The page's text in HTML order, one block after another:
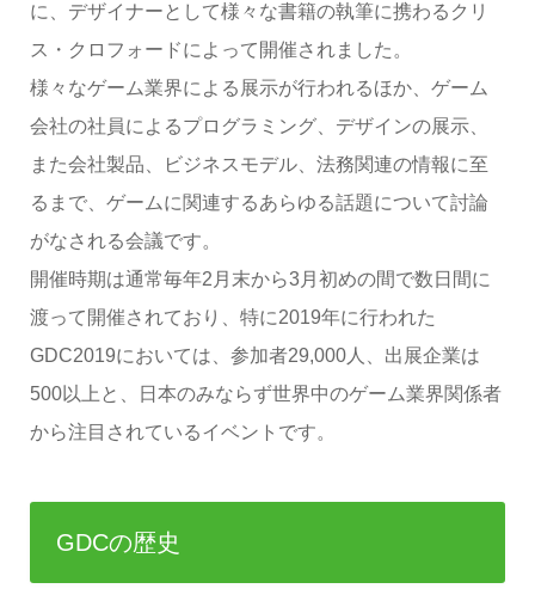
に、デザイナーとして様々な書籍の執筆に携わるクリ
ス・クロフォードによって開催されました。
様々なゲーム業界による展示が行われるほか、ゲーム
会社の社員によるプログラミング、デザインの展示、
また会社製品、ビジネスモデル、法務関連の情報に至
るまで、ゲームに関連するあらゆる話題について討論
がなされる会議です。
開催時期は通常毎年2月末から3月初めの間で数日間に
渡って開催されており、特に2019年に行われた
GDC2019においては、参加者29,000人、出展企業は
500以上と、日本のみならず世界中のゲーム業界関係者
から注目されているイベントです。
GDCの歴史